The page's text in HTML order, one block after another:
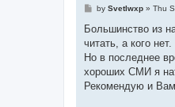
P
s
by Svetlwxp» Thu
Большинство из
читать, а кого нет.
Но в последнее
хороших СМИ я
Рекомендую и Вам